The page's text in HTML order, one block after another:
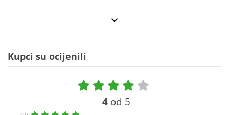
Kupci su ocijenili
4 od 5